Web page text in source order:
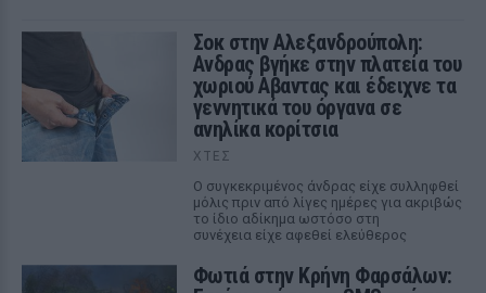
Σοκ στην Αλεξανδρούπολη:
Ανδρας βγήκε στην πλατεία του
χωριού Αβαντας και έδειχνε τα
γεννητικά του όργανα σε
ανηλίκα κορίτσια
ΧΤΕΣ
Ο συγκεκριμένος άνδρας είχε συλληφθεί
μόλις πριν από λίγες ημέρες για ακριβώς
το ίδιο αδίκημα ωστόσο στη
συνέχεια είχε αφεθεί ελεύθερος
Φωτιά στην Κρήνη Φαρσάλων: